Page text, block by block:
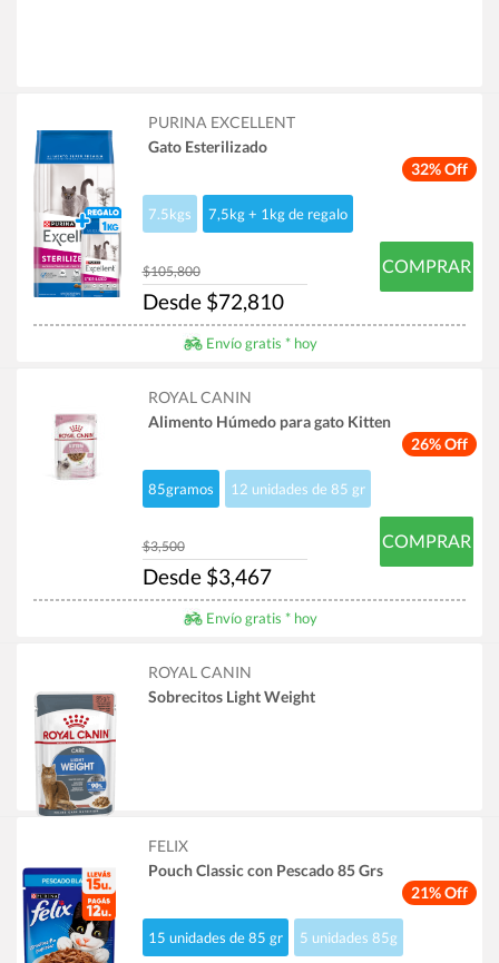
32% Off
PURINA EXCELLENT
Gato Esterilizado
7.5kgs 7,5kg + 1kg de regalo
$105,800
Desde $72,810
COMPRAR
Envío gratis * hoy
26% Off
ROYAL CANIN
Alimento Húmedo para gato Kitten
85gramos 12 unidades de 85 gr
$3,500
Desde $3,467
COMPRAR
Envío gratis * hoy
ROYAL CANIN
Sobrecitos Light Weight
21% Off
FELIX
Pouch Classic con Pescado 85 Grs
15 unidades de 85 gr 5 unidades 85g